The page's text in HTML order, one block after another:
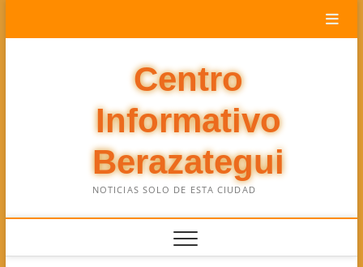
Centro
Informativo
Berazategui
NOTICIAS SOLO DE ESTA CIUDAD